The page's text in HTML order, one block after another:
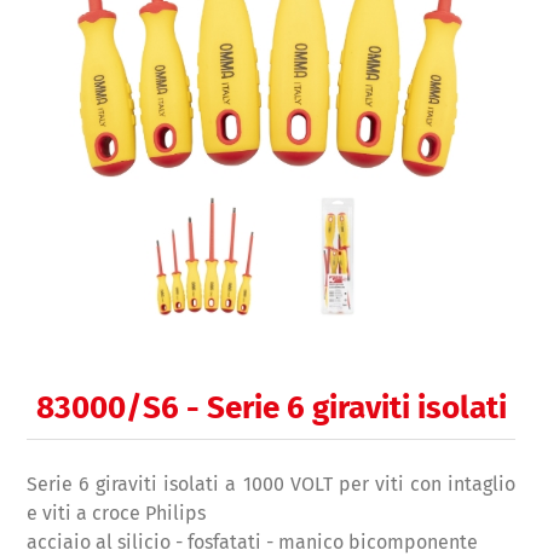
83000/S6 - Serie 6 giraviti isolati
Serie 6 giraviti isolati a 1000 VOLT per viti con intaglio
e viti a croce Philips
acciaio al silicio - fosfatati - manico bicomponente